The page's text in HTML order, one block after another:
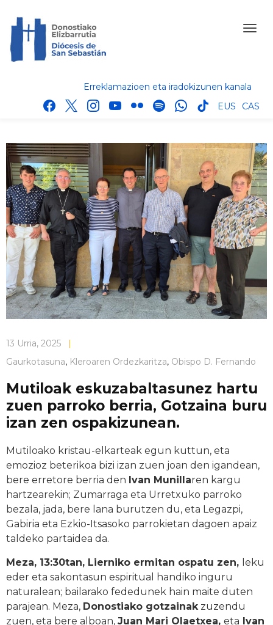
Erreklamazioen eta iradokizunen kanala
facebook
x instagram
youtube
flickr spotifywhatsapp
tik
EUS CAS
13 Urria, 2025
Gaurkotasuna, Kleroaren Ordezkaritza, Obispo D. Fernando
Mutiloak eskuzabaltasunez hartu
zuen parroko berria, Gotzaina buru
izan zen ospakizunean.
Mutiloako kristau-elkarteak egun kuttun, eta
emozioz beterikoa bizi izan zuen joan den igandean,
bere erretore berria den Ivan Munillaren kargu
hartzearekin; Zumarraga eta Urretxuko parroko
bezala, jada, bere lana burutzen du, eta Legazpi,
Gabiria eta Ezkio-Itsasoko parrokietan dagoen apaiz
taldeko partaidea da.
Meza, 13:30tan, Lierniko ermitan ospatu zen, leku
eder eta sakontasun espiritual handiko inguru
naturalean; bailarako fededunek hain maite duten
parajean. Meza, Donostiako gotzainakzuzendu
zuen, eta bere alboan, Juan Mari Olaetxea, eta Ivan